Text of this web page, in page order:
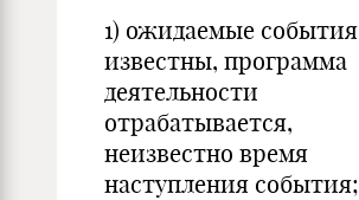
1) ожидаемые события
известны, программа
деятельности
отрабатывается,
неизвестно время
наступления события;